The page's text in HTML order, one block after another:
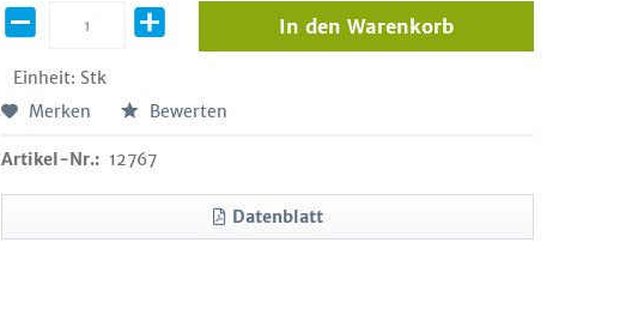
Einheit: Stk
In den Warenkorb
Merken Bewerten
Artikel-Nr.: 12767
Datenblatt